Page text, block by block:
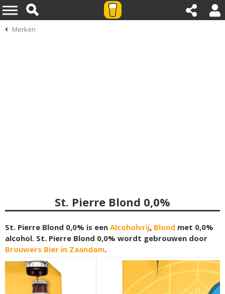
Merken
St. Pierre Blond 0,0%
St. Pierre Blond 0,0% is een Alcoholvrij, Blond met 0,0%
alcohol. St. Pierre Blond 0,0% wordt gebrouwen door
Brouwers Bier in Zaandam.